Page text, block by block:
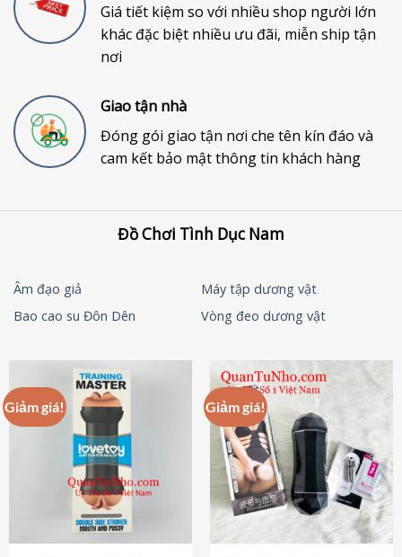
Giá tiết kiệm so với nhiều shop người lớn
khác đặc biệt nhiều ưu đãi, miễn ship tận
nơi
Giao tận nhà
Đóng gói giao tận nơi che tên kín đáo và
cam kết bảo mật thông tin khách hàng
Đồ Chơi Tình Dục Nam
Âm đạo giả
Máy tập dương vật
Bao cao su Đôn Dên
Vòng đeo dương vật
Giảm giá! Giảm giá!